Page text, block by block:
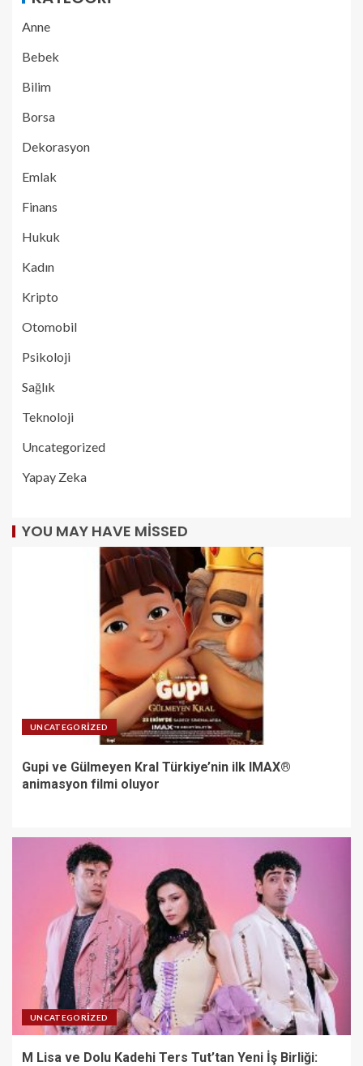
Anne
Bebek
Bilim
Borsa
Dekorasyon
Emlak
Finans
Hukuk
Kadın
Kripto
Otomobil
Psikoloji
Sağlık
Teknoloji
Uncategorized
Yapay Zeka
YOU MAY HAVE MISSED
UNCATEGORIZED
Gupi ve Gülmeyen Kral Türkiye’nin ilk IMAX®
animasyon filmi oluyor
UNCATEGORIZED
M Lisa ve Dolu Kadehi Ters Tut’tan Yeni İş Birliği: